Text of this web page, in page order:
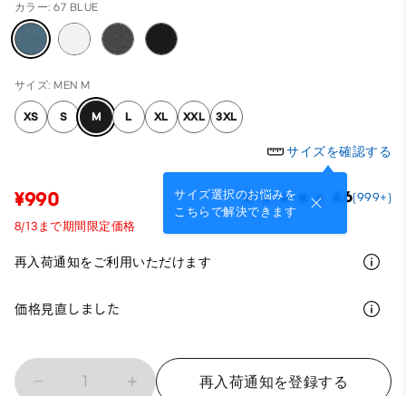
カラー: 67 BLUE
サイズ: MEN M
XS S M L XL XXL 3XL
サイズを確認する
サイズ選択のお悩みを
こちらで解決できます
¥990 4.6(999+)
8/13まで期間限定価格
再入荷通知をご利用いただけます
価格見直しました
1 再入荷通知を登録する